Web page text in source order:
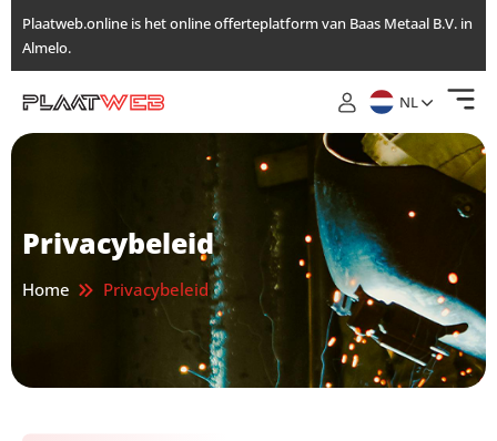
Ga
naar
de
Plaatweb.online is het online offerteplatform van Baas Metaal B.V. in
Almelo.
NL
Privacybeleid
Home Privacybeleid